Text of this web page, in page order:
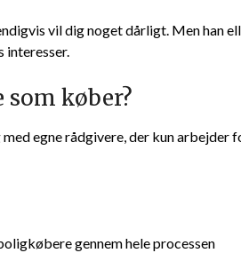
vil dig noget dårligt. Men han
køber?
egne rådgivere, der kun arbejder
gennem hele processen